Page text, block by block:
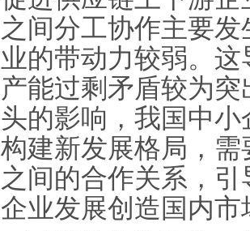
之间分工协作主要
业的带动力较弱。
产能过剩矛盾较为
头的影响，我国中
构建新发展格局，
之间的合作关系，
企业发展创造国内市